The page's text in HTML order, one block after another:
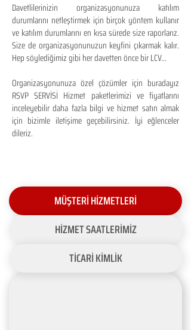
Davetlilerinizin organizasyonunuza katılım
durumlarını netleştirmek için birçok yöntem kullanır
ve katılım durumlarını en kısa sürede size raporlarız.
Size de organizasyonunuzun keyfini çıkarmak kalır.
Hep söylediğimiz gibi her davetten önce bir LCV...
Organizasyonunuza özel çözümler için buradayız
RSVP SERVİSİ Hizmet paketlerimizi ve fiyatlarını
inceleyebilir daha fazla bilgi ve hizmet satın almak
için bizimle iletişime geçebilirsiniz. İyi eğlenceler
dileriz.
MÜŞTERİ HİZMETLERİ
HİZMET SAATLERİMİZ
TİCARİ KİMLİK